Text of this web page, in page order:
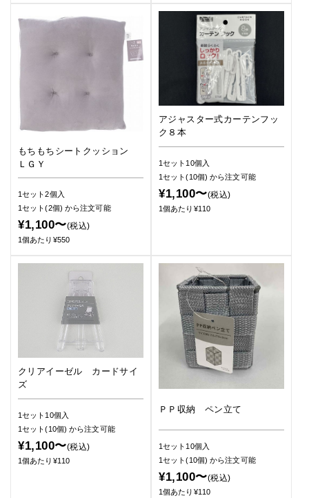
もちもちシートクッション
ＬＧＹ
1セット2個入
1セット(2個) から注文可能
¥1,100〜(税込)
1個あたり¥550
アジャスター式カーテンフッ
ク８本
1セット10個入
1セット(10個)から注文可能
¥1,100〜(税込)
1個あたり¥110
クリアイーゼル カードサイ
ズ
1セット10個入
1セット(10個)から注文可能
¥1,100〜(税込)
1個あたり¥110
ＰＰ収納 ペン立て
1セット10個入
1セット(10個)から注文可能
¥1,100〜(税込)
1個あたり¥110